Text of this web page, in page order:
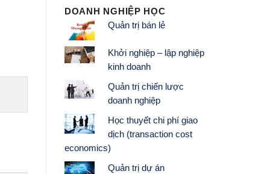
DOANH NGHIỆP HỌC
Quản trị bán lẻ
Khởi nghiệp – lập nghiệp
kinh doanh
Quản trị chiến lược
doanh nghiệp
Học thuyết chi phí giao
dịch (transaction cost
economics)
Quản trị dự án